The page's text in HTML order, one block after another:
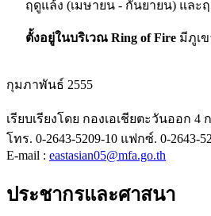
ฤดูแล้ง (เมษายน - กันยายน) และ
ตั้งอยู่ในบริเวณ Ring of Fire มีภูเ
กุมภาพันธ์ 2555
เรียบเรียงโดย กองเอเชียตะวันออก 4
โทร. 0-2643-5209-10 แฟกซ์. 0-2643-
E-mail : eastasian05@mfa.go.th
ประชากรและศาสนา